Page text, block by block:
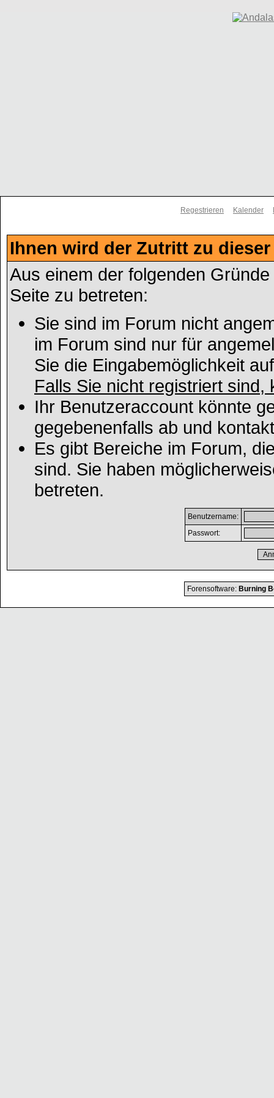
Regestrieren Kalender
Ihnen wird der Zutritt zu
Aus einem der folgenden
Seite zu betreten:
Sie sind im Forum nicht
im Forum sind nur für
Sie die Eingabemöglichkeit
Falls Sie nicht registriert sind,
Ihr Benutzeraccount könnte
gegebenenfalls ab und
Es gibt Bereiche im Forum,
sind. Sie haben
betreten.
Benutzername:
Passwort:
Forensoftware: Burning